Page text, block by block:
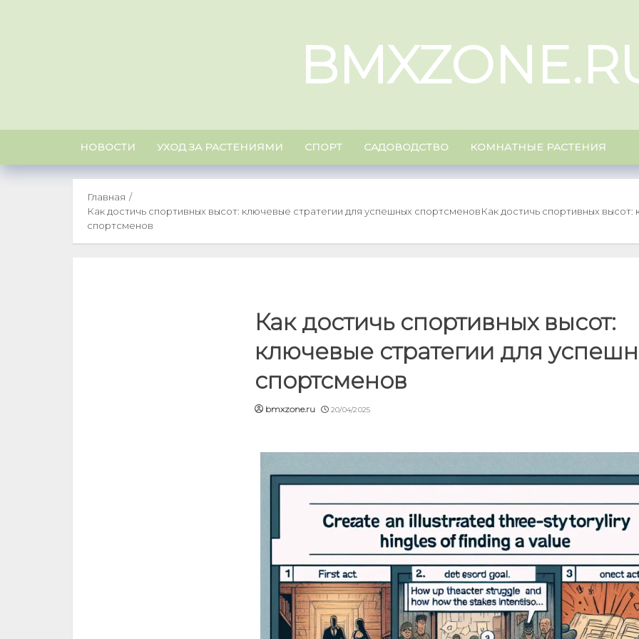
НОВОСТИ УХОД ЗА РАСТЕНИЯМИ СПОРТ САДОВОДСТВО КОМНАТНЫЕ РАСТЕНИЯ
Главная
Как достичь спортивных высот: ключевые стратегии для успешных спортсменовКак достичь спортивных
спортсменов
Как достичь спортивных высот:
ключевые стратегии для
спортсменов
bmxzone.ru 20/04/2025